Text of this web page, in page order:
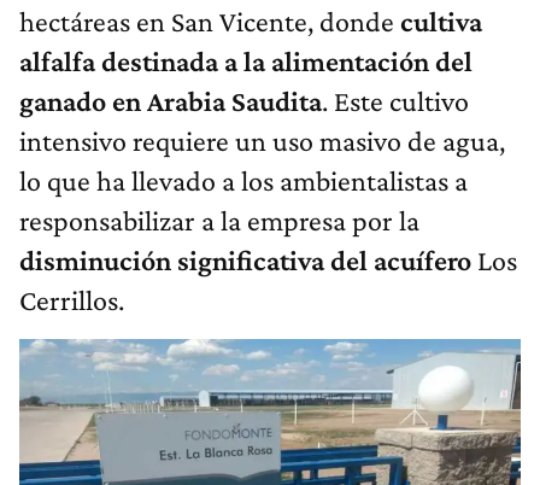
hectáreas en San Vicente, donde cultiva
alfalfa destinada a la alimentación del
ganado en Arabia Saudita. Este cultivo
intensivo requiere un uso masivo de agua,
lo que ha llevado a los ambientalistas a
responsabilizar a la empresa por la
disminución significativa del acuífero Los
Cerrillos.